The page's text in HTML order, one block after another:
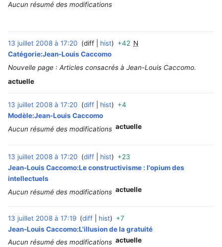
Aucun résumé des modifications
13 juillet 2008 à 17:20 diff hist +42 N
Catégorie:Jean-Louis Caccomo
Nouvelle page : Articles consacrés à Jean-Louis Caccomo.
actuelle
13 juillet 2008 à 17:20 diff hist +4
Modèle:Jean-Louis Caccomo
Aucun résumé des modifications actuelle
13 juillet 2008 à 17:20 diff hist +23
Jean-Louis Caccomo:Le constructivisme : l'opium des
intellectuels
Aucun résumé des modifications actuelle
13 juillet 2008 à 17:19 diff hist +7
Jean-Louis Caccomo:L'illusion de la gratuité
Aucun résumé des modifications actuelle